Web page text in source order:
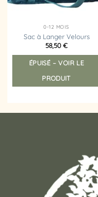
0-12 MOIS
Sac à Langer Velours
58,50 €
ÉPUISÉ – VOIR LE
PRODUIT